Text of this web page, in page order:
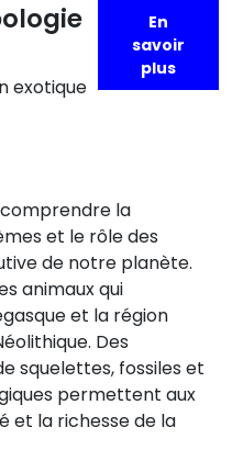
exotique
En
savoir
plus
comprendre la
et le rôle des
de notre planète.
animaux qui
et la région
Des
squelettes, fossiles et
permettent aux
et la richesse de la